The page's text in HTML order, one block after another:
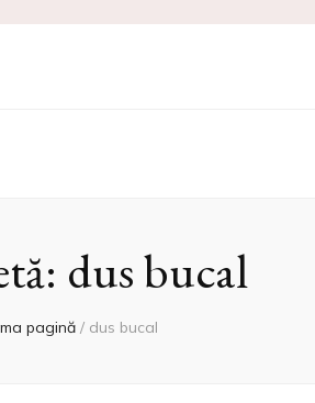
dus bucal
pagină / dus bucal